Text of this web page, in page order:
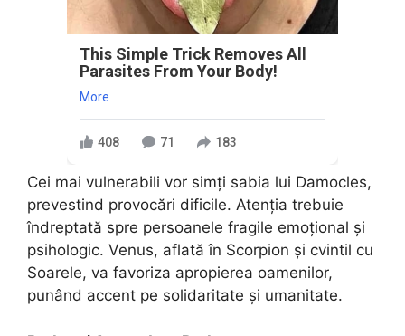
This Simple Trick Removes All
Parasites From Your Body!
More
408 71 183
Cei mai vulnerabili vor simți sabia lui Damocles,
prevestind provocări dificile. Atenția trebuie
îndreptată spre persoanele fragile emoțional și
psihologic. Venus, aflată în Scorpion și cvintil cu
Soarele, va favoriza apropierea oamenilor,
punând accent pe solidaritate și umanitate.